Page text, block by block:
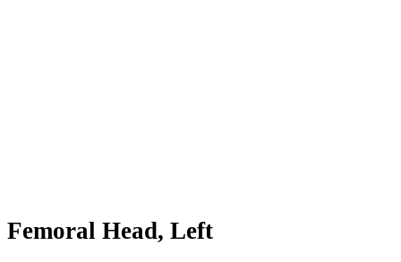
Femoral Head, Left